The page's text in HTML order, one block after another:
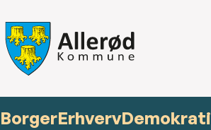
BorgerErhvervDemokrati